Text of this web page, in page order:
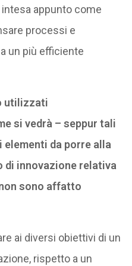
appunto come
processi e
un più efficiente
utilizzati
si vedrà – seppur tali
da porre alla
di innovazione relativa
sono affatto
ai diversi obiettivi di un
rispetto a un